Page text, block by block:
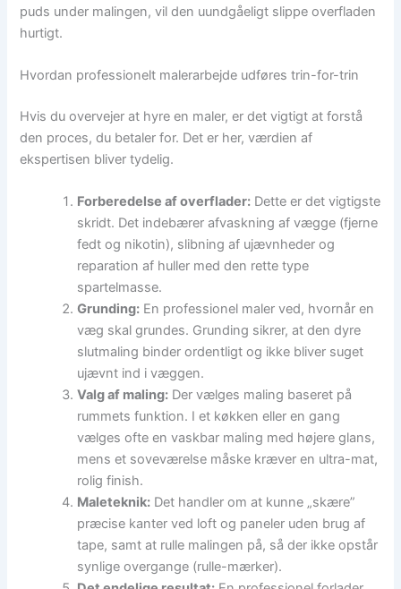
puds under malingen, vil den uundgåeligt slippe overfladen
hurtigt.
Hvordan professionelt malerarbejde udføres trin-for-trin
Hvis du overvejer at hyre en maler, er det vigtigt at forstå
den proces, du betaler for. Det er her, værdien af
ekspertisen bliver tydelig.
Forberedelse af overflader: Dette er det vigtigste
skridt. Det indebærer afvaskning af vægge (fjerne
fedt og nikotin), slibning af ujævnheder og
reparation af huller med den rette type
spartelmasse.
Grunding: En professionel maler ved, hvornår en
væg skal grundes. Grunding sikrer, at den dyre
slutmaling binder ordentligt og ikke bliver suget
ujævnt ind i væggen.
Valg af maling: Der vælges maling baseret på
rummets funktion. I et køkken eller en gang
vælges ofte en vaskbar maling med højere glans,
mens et soveværelse måske kræver en ultra-mat,
rolig finish.
Maleteknik: Det handler om at kunne „skære”
præcise kanter ved loft og paneler uden brug af
tape, samt at rulle malingen på, så der ikke opstår
synlige overgange (rulle-mærker).